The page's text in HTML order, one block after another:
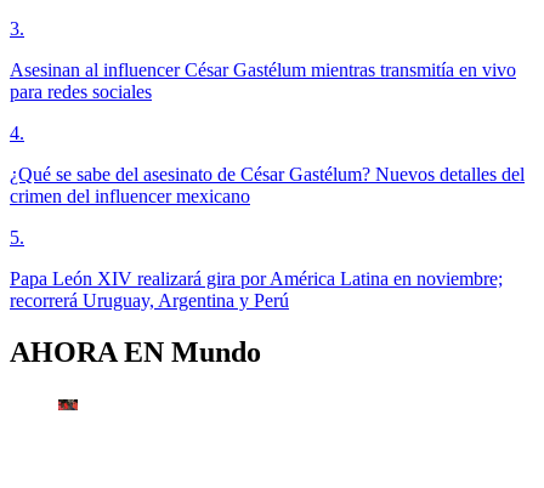
3.
Asesinan al influencer César Gastélum mientras transmitía en vivo
para redes sociales
4.
¿Qué se sabe del asesinato de César Gastélum? Nuevos detalles del
crimen del influencer mexicano
5.
Papa León XIV realizará gira por América Latina en noviembre;
recorrerá Uruguay, Argentina y Perú
AHORA EN Mundo